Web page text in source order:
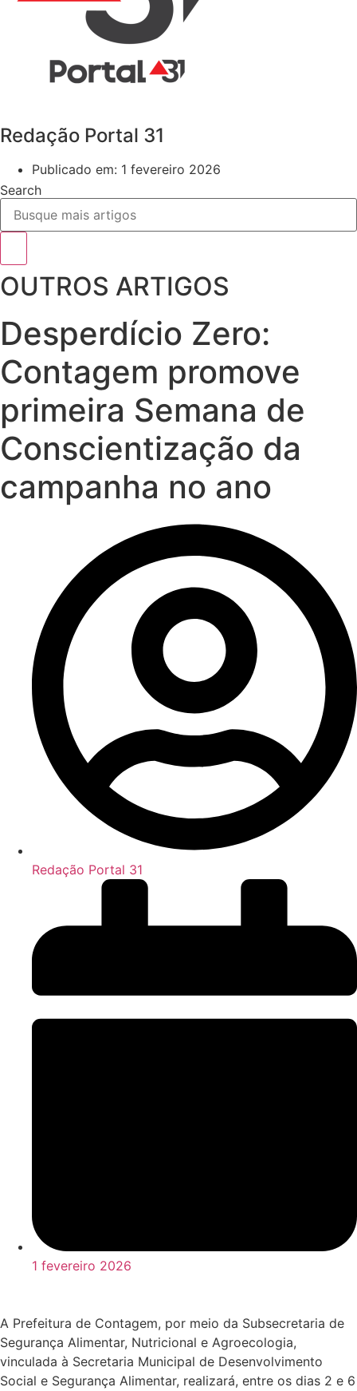
Redação Portal 31
Publicado em: 1 fevereiro 2026
Search
OUTROS ARTIGOS
Desperdício Zero:
Contagem promove
primeira Semana de
Conscientização da
campanha no ano
Redação Portal 31
1 fevereiro 2026
A Prefeitura de Contagem, por meio da Subsecretaria de
Segurança Alimentar, Nutricional e Agroecologia,
vinculada à Secretaria Municipal de Desenvolvimento
Social e Segurança Alimentar, realizará, entre os dias 2 e 6